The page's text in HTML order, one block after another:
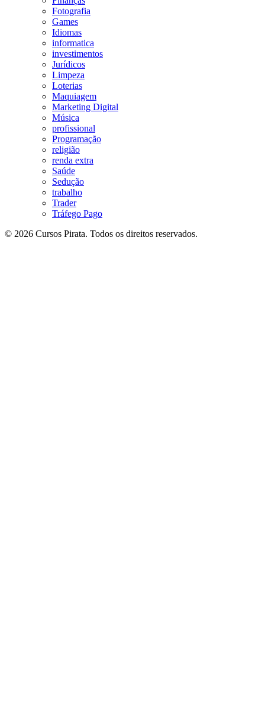
Fotografia
Games
Idiomas
informatica
investimentos
Jurídicos
Limpeza
Loterias
Maquiagem
Marketing Digital
Música
profissional
Programação
religião
renda extra
Saúde
Sedução
trabalho
Trader
Tráfego Pago
© 2026 Cursos Pirata. Todos os direitos reservados.